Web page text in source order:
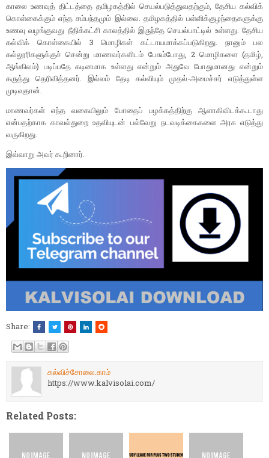
காலை உணவுத் திட்டத்தை தமிழகத்தில் செயல்படுத்துவதற்கும், தேசிய கல்விக்
கொள்கைக்கும் எந்த சம்பந்தமும் இல்லை. தமிழகத்தில் பள்ளிக்குழந்தைகளுக்கு
உணவு வழங்குவது நீதிக்கட்சி காலத்தில் இருந்தே செயல்பாட்டில் உள்ளது. தேசிய
கல்விக் கொள்கையில் 3 மொழிகள் கட்டாயமாக்கப்படுகிறது. நானும் பல
கல்லூரிகளுக்குச் சென்று மாணவர்களிடம் பேசும்போது, 2 மொழிகளை (தமிழ்,
ஆங்கிலம்) படிப்பதே கடினமாக உள்ளது என்றும் அதுவே போதுமானது என்றும்
கருத்து தெரிவித்தனர். இல்லம் தேடி கல்வியும் முதல்-அமைச்சர் எடுத்துள்ள
முடிவுதான்.
மாணவர்கள் எந்த வகையிலும் போதைப் பழக்கத்திற்கு ஆளாகிவிடக்கூடாது
என்பதற்காக காவல்துறை உதவியுடன் பல்வேறு நடவடிக்கைகளை அரசு எடுத்து
வருகிறது.
இவ்வாறு அவர் கூறினார்.
Share:
கல்விச்சோலை.காம்
https://www.kalvisolai.com/
Related Posts: